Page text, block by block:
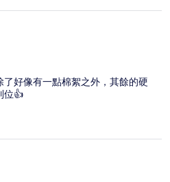
好像有一點棉絮之外，其餘的硬
位👍